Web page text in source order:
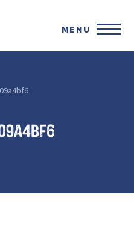
MENU